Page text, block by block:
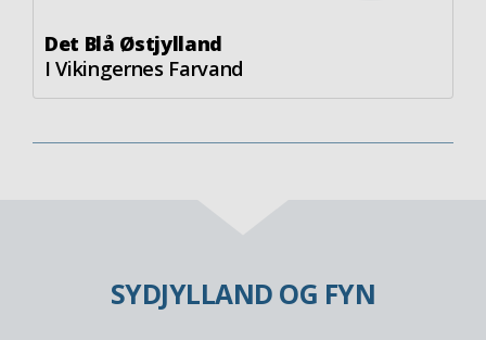
Det Blå Østjylland
I Vikingernes Farvand
SYDJYLLAND OG FYN